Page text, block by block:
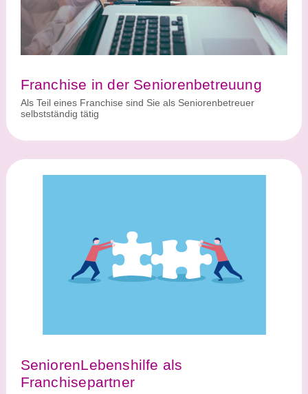
Franchise in der Seniorenbetreuung
Als Teil eines Franchise sind Sie als Seniorenbetreuer
selbstständig tätig
SeniorenLebenshilfe als
Franchisepartner